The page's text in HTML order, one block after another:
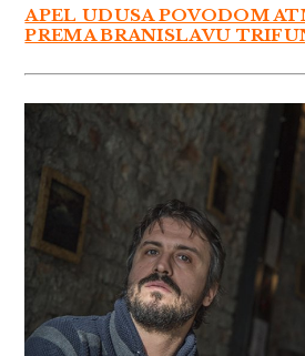
APEL UDUSA POVODOM
PREMA BRANISLAVU